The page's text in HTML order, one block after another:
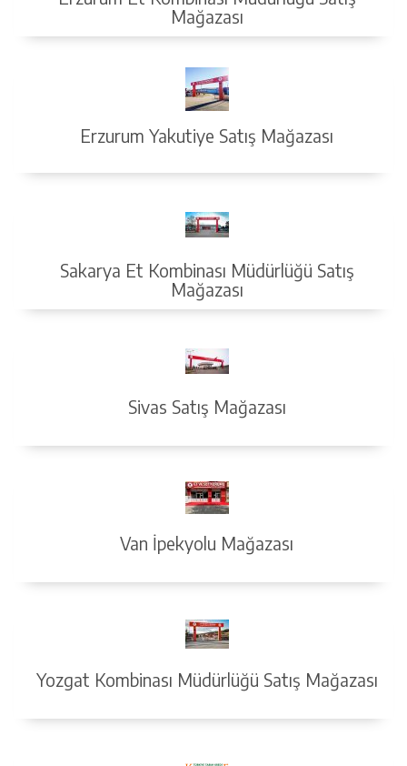
Mağazası
Erzurum Yakutiye Satış Mağazası
Sakarya Et Kombinası Müdürlüğü Satış
Mağazası
Sivas Satış Mağazası
Van İpekyolu Mağazası
Yozgat Kombinası Müdürlüğü Satış Mağazası